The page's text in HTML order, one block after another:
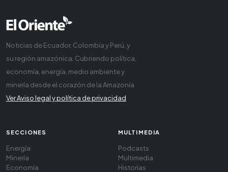
Noticias de Ecuador, Colombia y Perú, y
su región amazónica. Cubriendo política,
economía, energía, medio ambiente y
minería desde el corazón de la Amazonía
Ver Aviso legal y política de privacidad
SECCIONES
Energía
Minería
Economía
MULTIMEDIA
Podcasts
Multimedia
Historias